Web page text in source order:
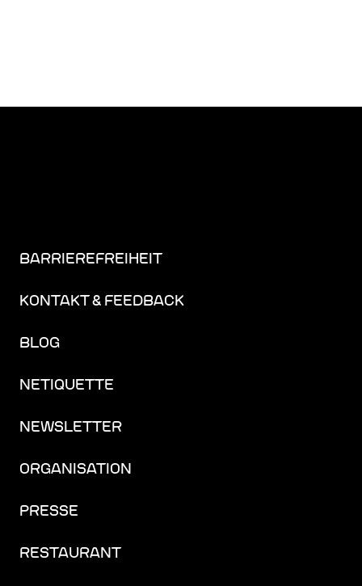
BARRIEREFREIHEIT
KONTAKT & FEEDBACK
BLOG
NETIQUETTE
NEWSLETTER
ORGANISATION
PRESSE
RESTAURANT